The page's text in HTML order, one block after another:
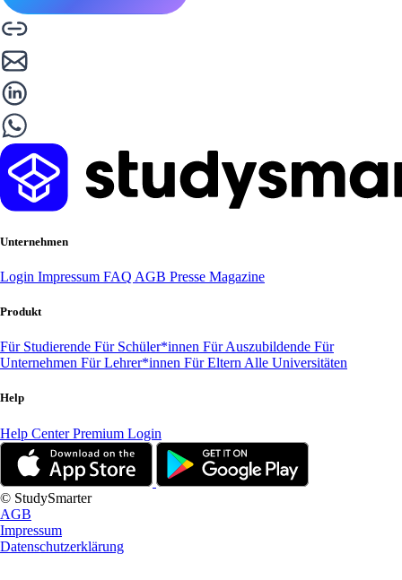
Unternehmen
Login Impressum FAQ AGB Presse Magazine
Produkt
Für Studierende Für Schüler*innen Für Auszubildende Für
Unternehmen Für Lehrer*innen Für Eltern Alle Universitäten
Help
Help CenterPremium Login
© StudySmarter
AGB
Impressum
Datenschutzerklärung